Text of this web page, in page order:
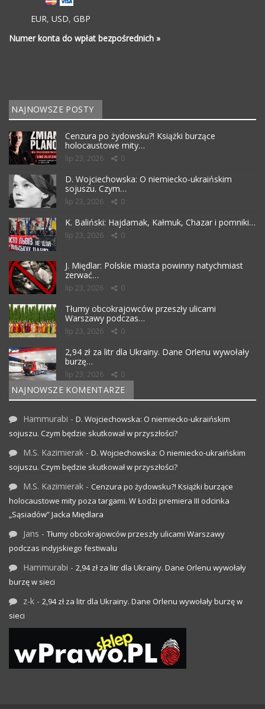
EUR, USD, GBP
Numer konta do wpłat bezpośrednich »
NAJNOWSZE POSTY
Cenzura po żydowsku?! Książki burzące
holocaustowe mity…
lip 23, 2026 0
D. Wojciechowska: O niemiecko-ukraińskim
sojuszu. Czym…
lip 23, 2026 0
K. Baliński: Hajdamak, Kałmuk, Chazar i pomniki…
lip 23, 2026 0
J. Międlar: Polskie miasta powinny natychmiast
zerwać…
lip 23, 2026 0
Tłumy obcokrajowców przeszły ulicami
Warszawy podczas…
lip 23, 2026 0
2,94 zł za litr dla Ukrainy. Dane Orlenu wywołały
burzę…
lip 23, 2026 0
NAJNOWSZE KOMENTARZE
Hammurabi - D. Wojciechowska: O niemiecko-ukraińskim
sojuszu. Czym będzie skutkował w przyszłości?
M.S. Kazimierak - D. Wojciechowska: O niemiecko-ukraińskim
sojuszu. Czym będzie skutkował w przyszłości?
M.S. Kazimierak - Cenzura po żydowsku?! Książki burzące
holocaustowe mity poza targami. W Łodzi premiera III odcinka
„Sąsiadów” Jacka Międlara
Jans - Tłumy obcokrajowców przeszły ulicami Warszawy
podczas indyjskiego festiwalu
Hammurabi - 2,94 zł za litr dla Ukrainy. Dane Orlenu wywołały
burzę w sieci
z-k - 2,94 zł za litr dla Ukrainy. Dane Orlenu wywołały burzę w
sieci